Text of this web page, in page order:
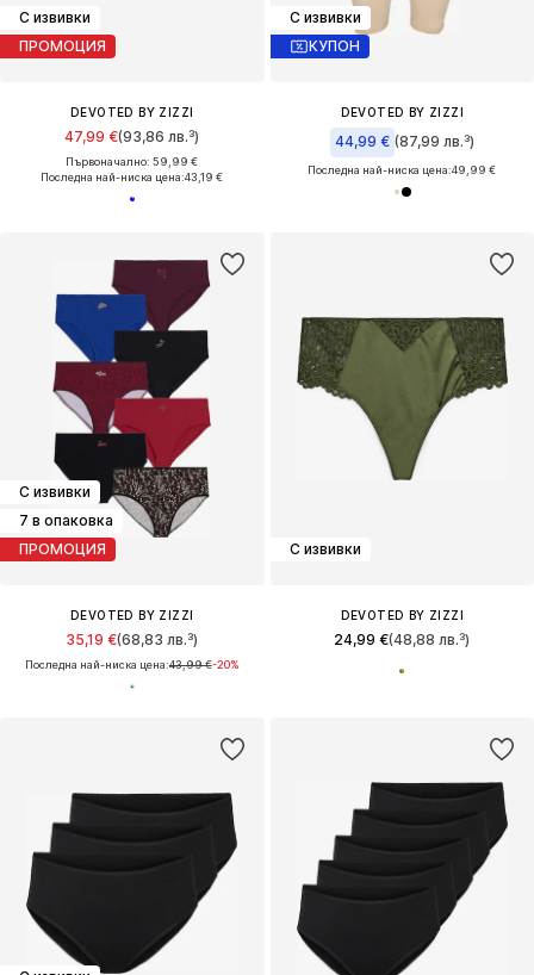
С извивки
ПРОМОЦИЯ
DEVOTED BY ZIZZI
47,99 €(93,86 лв.³)
Първоначално: 59,99 €
Последна най-ниска цена:43,19 €
С извивки
КУПОН
DEVOTED BY ZIZZI
44,99 € (87,99 лв.³)
Последна най-ниска цена:49,99 €
С извивки
7 в опаковка
ПРОМОЦИЯ
DEVOTED BY ZIZZI
35,19 €(68,83 лв.³)
Последна най-ниска цена:43,99 €-20%
С извивки
DEVOTED BY ZIZZI
24,99 €(48,88 лв.³)